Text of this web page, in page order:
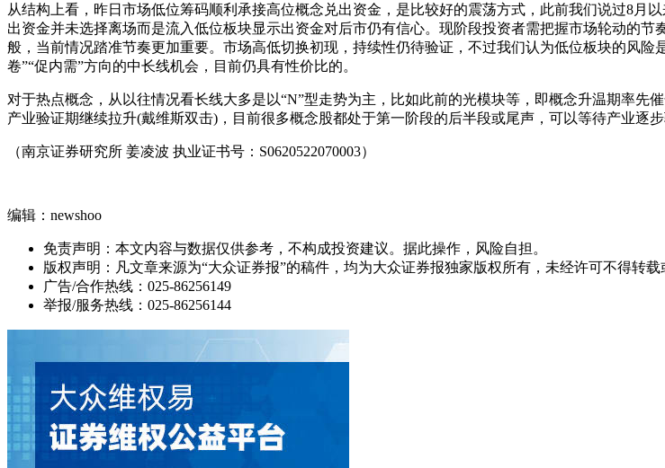
从结构上看，昨日市场低位筹码顺利承接高位概念兑出资金，是比较好的震荡方式，此前我们说过8月
出资金并未选择离场而是流入低位板块显示出资金对后市仍有信心。现阶段投资者需把握市场轮动的
般，当前情况踏准节奏更加重要。市场高低切换初现，持续性仍待验证，不过我们认为低位板块的风
卷”“促内需”方向的中长线机会，目前仍具有性价比的。
对于热点概念，从以往情况看长线大多是以“N”型走势为主，比如此前的光模块等，即概念升温期率
产业验证期继续拉升(戴维斯双击)，目前很多概念股都处于第一阶段的后半段或尾声，可以等待产业逐
（南京证券研究所 姜凌波 执业证书号：S0620522070003）
编辑：newshoo
免责声明：本文内容与数据仅供参考，不构成投资建议。据此操作，风险自担。
版权声明：凡文章来源为“大众证券报”的稿件，均为大众证券报独家版权所有，未经许可不得转载
广告/合作热线：025-86256149
举报/服务热线：025-86256144